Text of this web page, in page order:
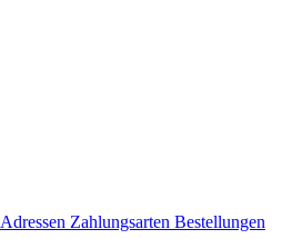
Adressen Zahlungsarten Bestellungen